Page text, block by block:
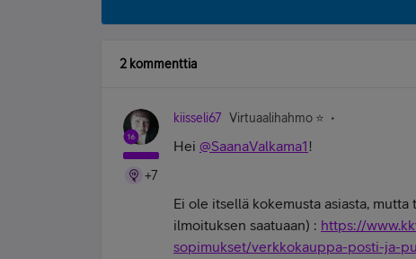
2 kommenttia
+7
kiisseli67 Virtuaalihahmo ⭐️
Hei @SaanaValkama1 !
Ei ole itsellä kokemusta asiasta,
ilmoituksen saatuaan) : https://
sopimukset/verkkokauppa-posti-ja-